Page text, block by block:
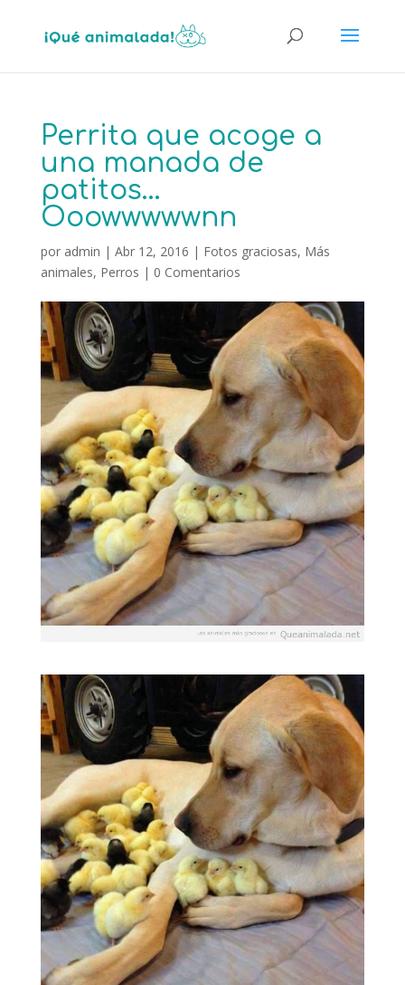
Perrita que acoge a
una manada de
patitos…
Ooowwwwwnn
por admin | Abr 12, 2016 | Fotos graciosas, Más
animales, Perros | 0 Comentarios